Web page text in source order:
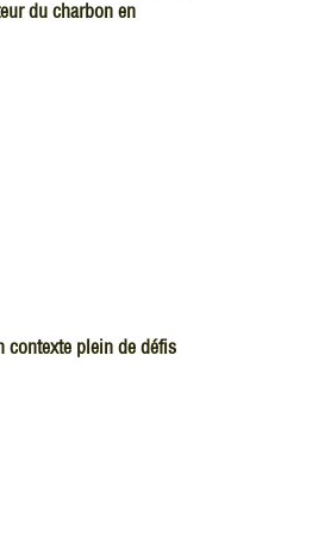
du charbon en
contexte plein de défis